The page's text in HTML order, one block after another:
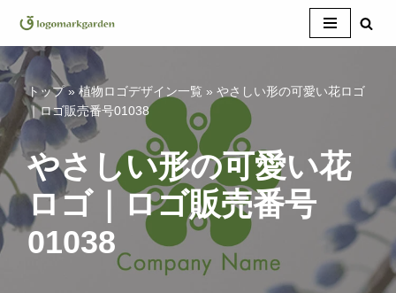
コ
ン
テ
ン
ツ
へ
キ
トップ» 植物ロゴデザイン一覧 » やさしい形の可愛い花ロゴ
｜ロゴ販売番号01038
やさしい形の可愛い花
ロゴ｜ロゴ販売番号
01038